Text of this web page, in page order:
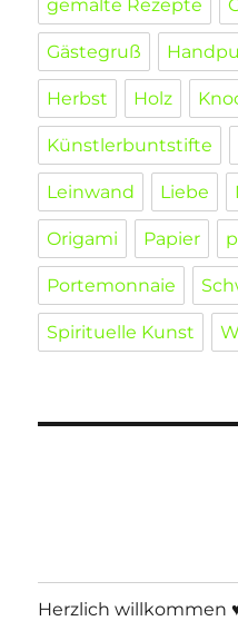
gemalte Rezepte
Gästegruß
Herbst Holz
Künstlerbuntstifte
Leinwand Liebe
Origami Papier
Portemonnaie
Spirituelle Kunst
Herzlich willkommen